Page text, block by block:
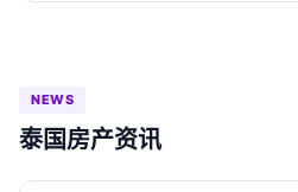
NEWS
泰国房产资讯